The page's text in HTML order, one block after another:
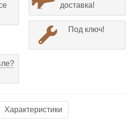
доставка!
Под ключ!
Характеристики